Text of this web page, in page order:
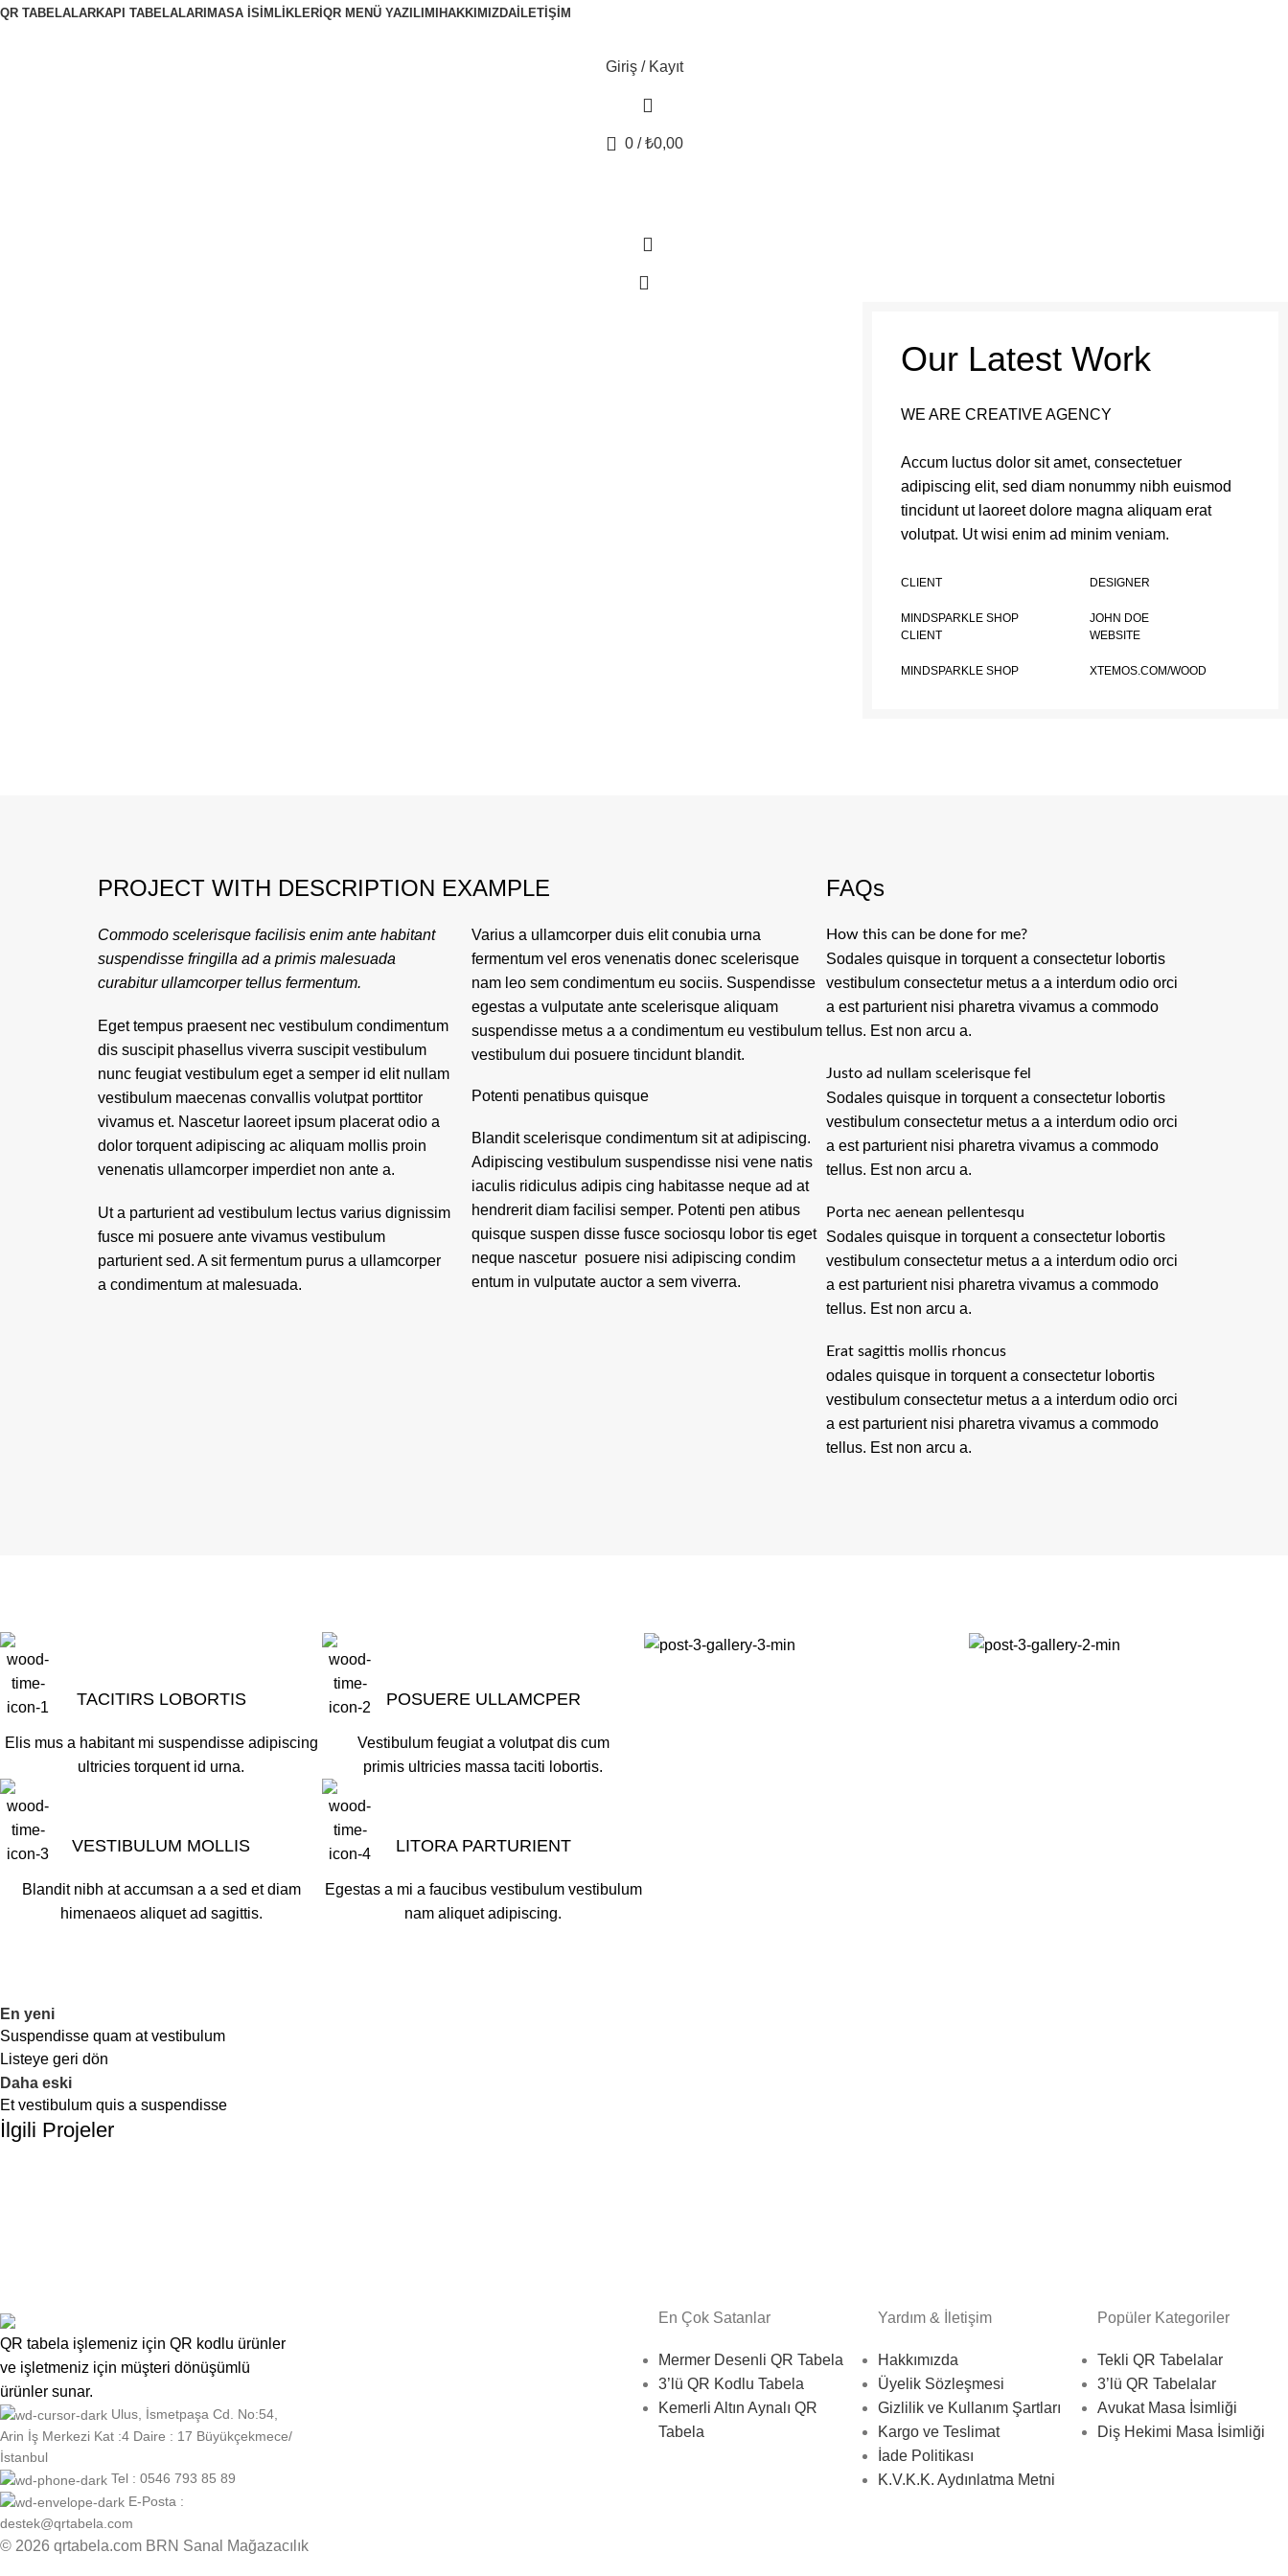
QR TABELALARKAPI TABELALARI MASA İSIMLIKLERI QR MENÜ YAZILIMI HAKKIMIZDA İLETIŞIM
Giriş / Kayıt
0 / ₺0,00
Our Latest Work
WE ARE CREATIVE AGENCY
Accum luctus dolor sit amet, consectetuer
adipiscing elit, sed diam nonummy nibh euismod
tincidunt ut laoreet dolore magna aliquam erat
volutpat. Ut wisi enim ad minim veniam.
CLIENT
MINDSPARKLE SHOP
DESIGNER
JOHN DOE
CLIENT
MINDSPARKLE SHOP
WEBSITE
XTEMOS.COM/WOOD
PROJECT WITH DESCRIPTION EXAMPLE
Commodo scelerisque facilisis enim ante habitant
suspendisse fringilla ad a primis malesuada
curabitur ullamcorper tellus fermentum.
Eget tempus praesent nec vestibulum condimentum
dis suscipit phasellus viverra suscipit vestibulum
nunc feugiat vestibulum eget a semper id elit nullam
vestibulum maecenas convallis volutpat porttitor
vivamus et. Nascetur laoreet ipsum placerat odio a
dolor torquent adipiscing ac aliquam mollis proin
venenatis ullamcorper imperdiet non ante a.
Ut a parturient ad vestibulum lectus varius dignissim
fusce mi posuere ante vivamus vestibulum
parturient sed. A sit fermentum purus a ullamcorper
a condimentum at malesuada.
Varius a ullamcorper duis elit conubia urna
fermentum vel eros venenatis donec scelerisque
nam leo sem condimentum eu sociis. Suspendisse
egestas a vulputate ante scelerisque aliquam
suspendisse metus a a condimentum eu vestibulum
vestibulum dui posuere tincidunt blandit.
Potenti penatibus quisque
Blandit scelerisque condimentum sit at adipiscing.
Adipiscing vestibulum suspendisse nisi vene natis
iaculis ridiculus adipis cing habitasse neque ad at
hendrerit diam facilisi semper. Potenti pen atibus
quisque suspen disse fusce sociosqu lobor tis eget
neque nascetur posuere nisi adipiscing condim
entum in vulputate auctor a sem viverra.
FAQs
How this can be done for me?
Sodales quisque in torquent a consectetur lobortis
vestibulum consectetur metus a a interdum odio orci
a est parturient nisi pharetra vivamus a commodo
tellus. Est non arcu a.
Justo ad nullam scelerisque fel
Sodales quisque in torquent a consectetur lobortis
vestibulum consectetur metus a a interdum odio orci
a est parturient nisi pharetra vivamus a commodo
tellus. Est non arcu a.
Porta nec aenean pellentesqu
Sodales quisque in torquent a consectetur lobortis
vestibulum consectetur metus a a interdum odio orci
a est parturient nisi pharetra vivamus a commodo
tellus. Est non arcu a.
Erat sagittis mollis rhoncus
odales quisque in torquent a consectetur lobortis
vestibulum consectetur metus a a interdum odio orci
a est parturient nisi pharetra vivamus a commodo
tellus. Est non arcu a.
TACITIRS LOBORTIS
Elis mus a habitant mi suspendisse adipiscing
ultricies torquent id urna.
VESTIBULUM MOLLIS
Blandit nibh at accumsan a a sed et diam
himenaeos aliquet ad sagittis.
POSUERE ULLAMCPER
Vestibulum feugiat a volutpat dis cum
primis ultricies massa taciti lobortis.
LITORA PARTURIENT
Egestas a mi a faucibus vestibulum vestibulum
nam aliquet adipiscing.
En yeni
Suspendisse quam at vestibulum
Listeye geri dön
Daha eski
Et vestibulum quis a suspendisse
İlgili Projeler
QR tabela işlemeniz için QR kodlu ürünler
ve işletmeniz için müşteri dönüşümlü
ürünler sunar.
Ulus, İsmetpaşa Cd. No:54,
Arin İş Merkezi Kat :4 Daire : 17 Büyükçekmece/
İstanbul
Tel : 0546 793 85 89
E-Posta :
destek@qrtabela.com
En Çok Satanlar
Mermer Desenli QR Tabela
3’lü QR Kodlu Tabela
Kemerli Altın Aynalı QR
Tabela
Yardım & İletişim
Hakkımızda
Üyelik Sözleşmesi
Gizlilik ve Kullanım Şartları
Kargo ve Teslimat
İade Politikası
K.V.K.K. Aydınlatma Metni
Popüler Kategoriler
Tekli QR Tabelalar
3’lü QR Tabelalar
Avukat Masa İsimliği
Diş Hekimi Masa İsimliği
© 2026 qrtabela.com BRN Sanal Mağazacılık